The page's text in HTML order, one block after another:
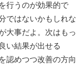
行うのが効果的で
ではないかもしれな
大事だよ。次はもっ
い結果が出せる
認めつつ改善の方向